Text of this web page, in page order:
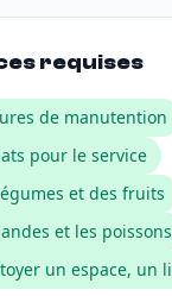
requises
de manutention
pour le service
et des fruits
et les poissons
un espace, un